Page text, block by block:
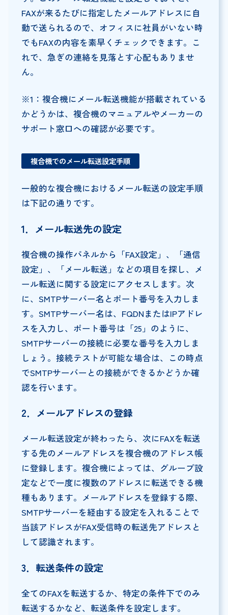
FAXが来るたびに指定したメールアドレスに自
動で送られるので、オフィスに社員がいない時
でもFAXの内容を素早くチェックできます。こ
れで、急ぎの連絡を見落とす心配もありませ
ん。
※1：複合機にメール転送機能が搭載されている
かどうかは、複合機のマニュアルやメーカーの
サポート窓口への確認が必要です。
複合機でのメール転送設定手順
一般的な複合機におけるメール転送の設定手順
は下記の通りです。
1．メール転送先の設定
複合機の操作パネルから「FAX設定」、「通信
設定」、「メール転送」などの項目を探し、メ
ール転送に関する設定にアクセスします。次
に、SMTPサーバー名とポート番号を入力しま
す。SMTPサーバー名は、FQDNまたはIPアドレ
スを入力し、ポート番号は「25」のように、
SMTPサーバーの接続に必要な番号を入力しま
しょう。接続テストが可能な場合は、この時点
でSMTPサーバーとの接続ができるかどうか確
認を行います。
2．メールアドレスの登録
メール転送設定が終わったら、次にFAXを転送
する先のメールアドレスを複合機のアドレス帳
に登録します。複合機によっては、グループ設
定などで一度に複数のアドレスに転送できる機
種もあります。メールアドレスを登録する際、
SMTPサーバーを経由する設定を入れることで
当該アドレスがFAX受信時の転送先アドレスと
して認識されます。
3．転送条件の設定
全てのFAXを転送するか、特定の条件下でのみ
転送するかなど、転送条件を設定します。